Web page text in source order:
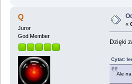
Q
Juror
God Member
«
Dzięki
Cytat:
Ale